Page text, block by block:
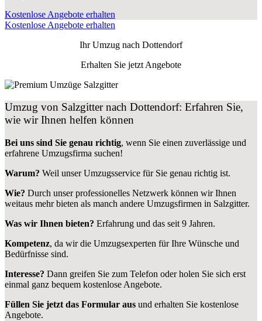
Kostenlose Angebote erhalten
Kostenlose Angebote erhalten
Ihr Umzug nach Dottendorf
Erhalten Sie jetzt Angebote
Umzug von Salzgitter nach Dottendorf: Erfahren Sie,
wie wir Ihnen helfen können
Bei uns sind Sie genau richtig, wenn Sie einen zuverlässige und
erfahrene Umzugsfirma suchen!
Warum? Weil unser Umzugsservice für Sie genau richtig ist.
Wie? Durch unser professionelles Netzwerk können wir Ihnen
weitaus mehr bieten als manch andere Umzugsfirmen in Salzgitter.
Was wir Ihnen bieten? Erfahrung und das seit 9 Jahren.
Kompetenz, da wir die Umzugsexperten für Ihre Wünsche und
Bedürfnisse sind.
Interesse? Dann greifen Sie zum Telefon oder holen Sie sich erst
einmal ganz bequem kostenlose Angebote.
Füllen Sie jetzt das Formular aus und erhalten Sie kostenlose
Angebote.